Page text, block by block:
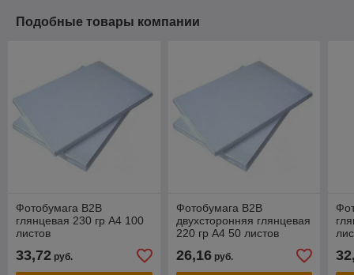
Подобные товары компании
Фотобумага B2B
глянцевая 230 гр А4 100
листов
33,72 руб.
Фотобумага B2B
двухсторонняя глянцевая
220 гр А4 50 листов
26,16руб.